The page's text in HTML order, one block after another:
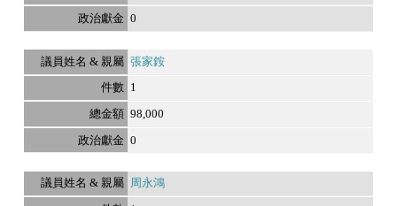
0
張家銨
1
98,000
0
周永鴻